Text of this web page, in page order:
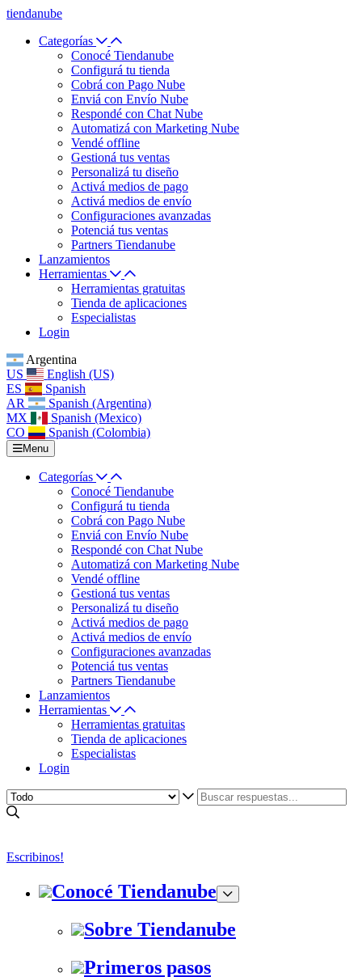
tiendanube
Categorías
Conocé Tiendanube
Configurá tu tienda
Cobrá con Pago Nube
Enviá con Envío Nube
Respondé con Chat Nube
Automatizá con Marketing Nube
Vendé offline
Gestioná tus ventas
Personalizá tu diseño
Activá medios de pago
Activá medios de envío
Configuraciones avanzadas
Potenciá tus ventas
Partners Tiendanube
Lanzamientos
Herramientas
Herramientas gratuitas
Tienda de aplicaciones
Especialistas
Login
Argentina
US
English (US)
ES
Spanish
AR
Spanish (Argentina)
MX
Spanish (Mexico)
CO
Spanish (Colombia)
Menu
Categorías
Conocé Tiendanube
Configurá tu tienda
Cobrá con Pago Nube
Enviá con Envío Nube
Respondé con Chat Nube
Automatizá con Marketing Nube
Vendé offline
Gestioná tus ventas
Personalizá tu diseño
Activá medios de pago
Activá medios de envío
Configuraciones avanzadas
Potenciá tus ventas
Partners Tiendanube
Lanzamientos
Herramientas
Herramientas gratuitas
Tienda de aplicaciones
Especialistas
Login
Escribinos!
Conocé Tiendanube
Sobre Tiendanube
Primeros pasos